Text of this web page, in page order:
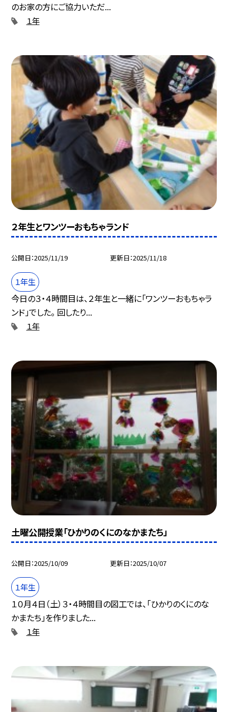
のお家の方にご協力いただ...
１年
２年生とワンツーおもちゃランド
公開日 2025/11/19 更新日 2025/11/18
１年生
今日の３・４時間目は、２年生と一緒に「ワンツーおもちゃラ
ンド」でした。 回したり...
１年
土曜公開授業「ひかりのくにのなかまたち」
公開日 2025/10/09 更新日 2025/10/07
１年生
１０月４日（土）３・４時間目の図工では、「ひかりのくにのな
かまたち」を作りました...
１年